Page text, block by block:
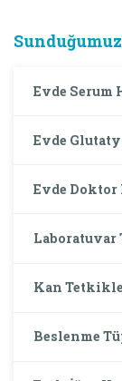
Evde Serum
Evde
Evde
Kan
Beslenme